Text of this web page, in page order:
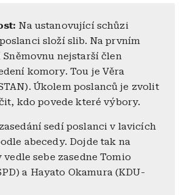
Na ustanovující schůzi
složí slib. Na prvním
nejstarší člen
komory. Tou je Věra
Úkolem poslanců je zvolit
kdo povede které výbory.
sedí poslanci v lavicích
abecedy. Dojde tak na
sebe zasedne Tomio
a Hayato Okamura (KDU-